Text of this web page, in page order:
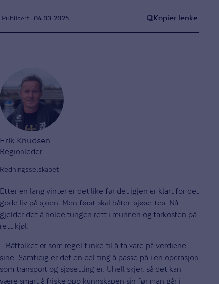
Publisert 04.03.2026 Kopier lenke
Erik Knudsen
Regionleder
Redningsselskapet
Etter en lang vinter er det like før det igjen er klart for det
gode liv på sjøen. Men først skal båten sjøsettes. Nå
gjelder det å holde tungen rett i munnen og farkosten på
rett kjøl.
– Båtfolket er som regel flinke til å ta vare på verdiene
sine. Samtidig er det en del ting å passe på i en operasjon
som transport og sjøsetting er. Uhell skjer, så det kan
være smart å friske opp kunnskapen sin før man går i